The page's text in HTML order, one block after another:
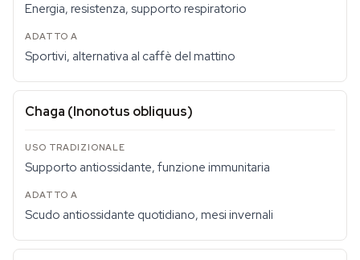
Energia, resistenza, supporto respiratorio
Sportivi, alternativa al caffè del mattino
Chaga (Inonotus obliquus)
Supporto antiossidante, funzione immunitaria
Scudo antiossidante quotidiano, mesi invernali